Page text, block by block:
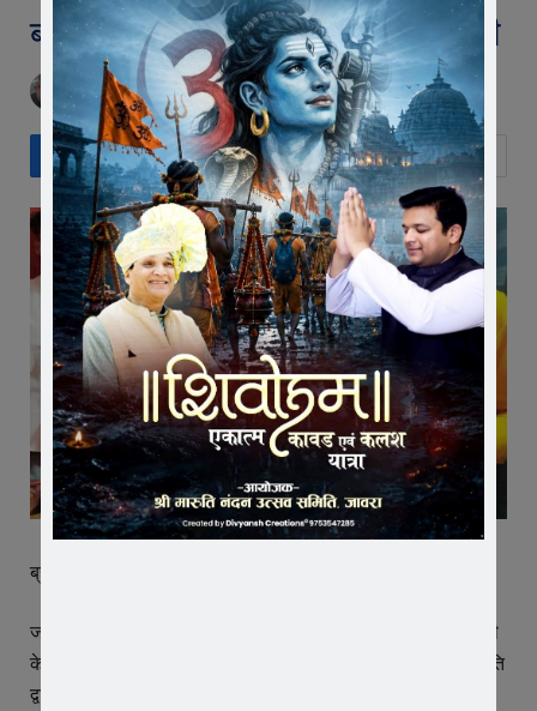
ब्राहम्ण गली में की लंबोदर की महाआरती
EDITOR SEPTEMBER 23, 2023 NO COMMENTS
ब्राहम्ण गली में की लंबोदर की महाआरती
जावरा। शहर में विराजे श्री गणेश प्रतिमा के समक्ष हर रोज संध्या आरती
के समय भक्तों का जन सैलाब उमड़ रहा है। श्री युवा गणेश उत्सव समिति
द्वारा ब्राहम्ण गली में 11 वे वर्ष भी धूमधाम से गणोत्सव मनाया जा रहा है।